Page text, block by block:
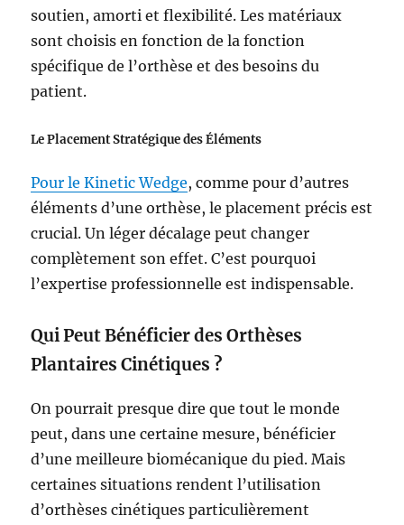
soutien, amorti et flexibilité. Les matériaux
sont choisis en fonction de la fonction
spécifique de l’orthèse et des besoins du
patient.
Le Placement Stratégique des Éléments
Pour le Kinetic Wedge, comme pour d’autres
éléments d’une orthèse, le placement précis est
crucial. Un léger décalage peut changer
complètement son effet. C’est pourquoi
l’expertise professionnelle est indispensable.
Qui Peut Bénéficier des Orthèses
Plantaires Cinétiques ?
On pourrait presque dire que tout le monde
peut, dans une certaine mesure, bénéficier
d’une meilleure biomécanique du pied. Mais
certaines situations rendent l’utilisation
d’orthèses cinétiques particulièrement